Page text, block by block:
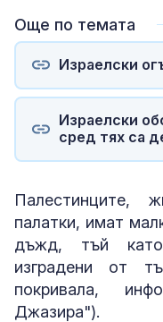
Още по темата
Израелски
Израелски
сред тях са
Палестинците,
палатки, имат
дъжд, тъй
изградени от
покривала,
Джазира").